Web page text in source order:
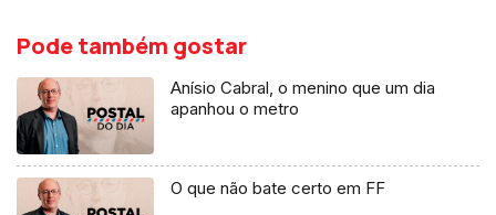
Pode também gostar
Anísio Cabral, o menino que um dia
apanhou o metro
O que não bate certo em FF